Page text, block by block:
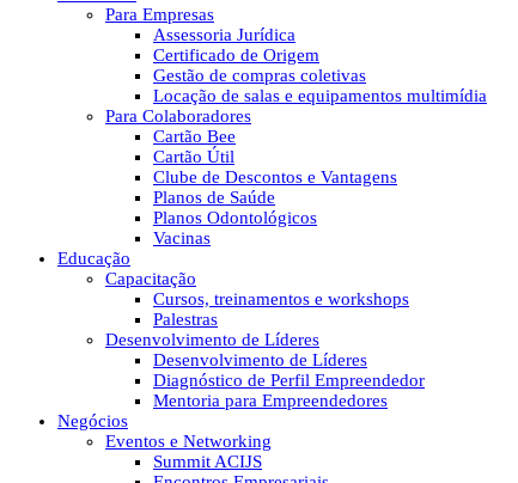
Para Empresas
Assessoria Jurídica
Certificado de Origem
Gestão de compras coletivas
Locação de salas e equipamentos multimídia
Para Colaboradores
Cartão Bee
Cartão Útil
Clube de Descontos e Vantagens
Planos de Saúde
Planos Odontológicos
Vacinas
Educação
Capacitação
Cursos, treinamentos e workshops
Palestras
Desenvolvimento de Líderes
Desenvolvimento de Líderes
Diagnóstico de Perfil Empreendedor
Mentoria para Empreendedores
Negócios
Eventos e Networking
Summit ACIJS